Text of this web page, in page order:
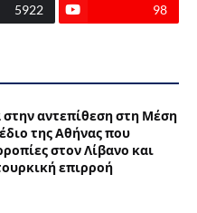
5922 98
αντεπίθεση στη Μέση
της Αθήνας που
στον Λίβανο και
επιρροή